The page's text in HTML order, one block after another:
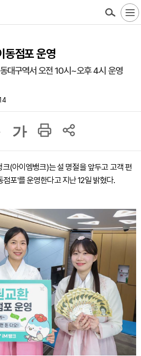
동점포 운영
대구역서 오전 10시~오후 4시 운영
가
(아이엠뱅크)는 설 명절을 앞두고 고객 편
포'를 운영한다고 지난 12일 밝혔다.